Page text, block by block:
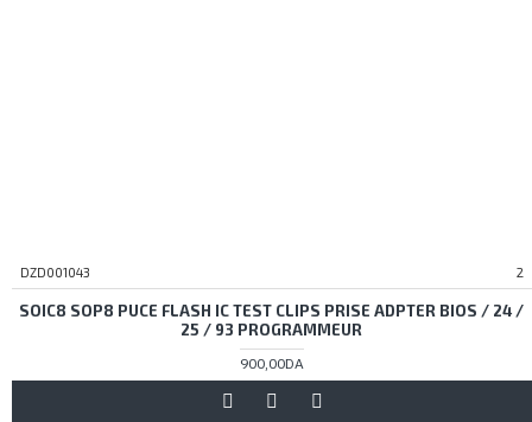
DZD001043 2
SOIC8 SOP8 PUCE FLASH IC TEST CLIPS PRISE ADPTER BIOS / 24 /
25 / 93 PROGRAMMEUR
900,00DA